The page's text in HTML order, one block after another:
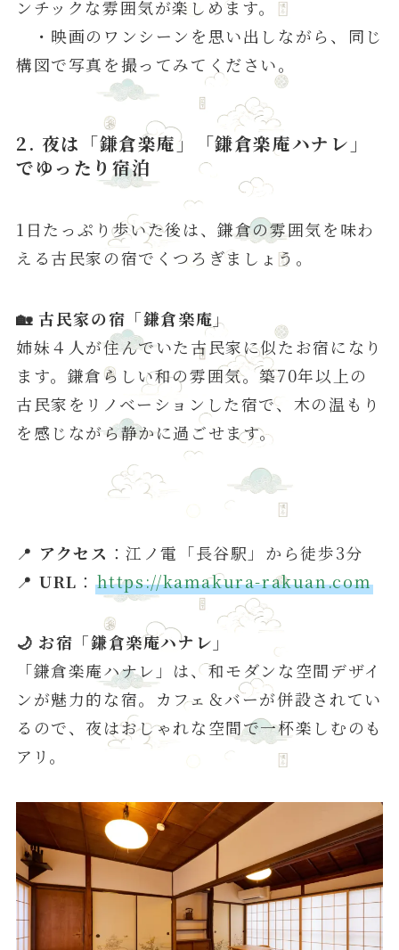
ンチックな雰囲気が楽しめます。
・映画のワンシーンを思い出しながら、同じ
構図で写真を撮ってみてください。
2. 夜は「鎌倉楽庵」「鎌倉楽庵ハナレ」
でゆったり宿泊
1日たっぷり歩いた後は、鎌倉の雰囲気を味わ
える古民家の宿でくつろぎましょう。
🏡 古民家の宿「鎌倉楽庵」
姉妹４人が住んでいた古民家に似たお宿になり
ます。鎌倉らしい和の雰囲気。築70年以上の
古民家をリノベーションした宿で、木の温もり
を感じながら静かに過ごせます。
📍 アクセス ：江ノ電「長谷駅」から徒歩3分
📍URL ： https://kamakura-rakuan.com
🌙 お宿「鎌倉楽庵ハナレ」
「鎌倉楽庵ハナレ」は、和モダンな空間デザイ
ンが魅力的な宿。カフェ＆バーが併設されてい
るので、夜はおしゃれな空間で一杯楽しむのも
アリ。